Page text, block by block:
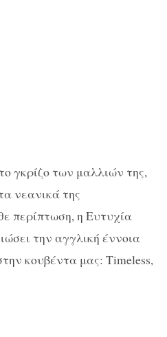
γκρίζο των μαλλιών της,
νεανικά της
περίπτωση, η Ευτυχία
την αγγλική έννοια
κουβέντα μας: Τimeless,